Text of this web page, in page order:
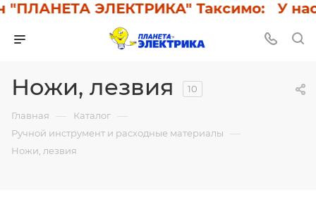
ЭЛЕКТРИКА" Таксимо: У нас
Ножи, лезвия 10
Главная — Каталог —
Ручной инструмент и расходные материалы —
Ножи, лезвия